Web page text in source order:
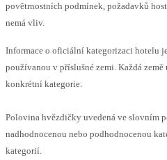
povětrnostních podmínek, požadavků
nemá vliv.
Informace o oficiální kategorizaci hotelu
používanou v příslušné zemi. Každá
konkrétní kategorie.
Polovina hvězdičky uvedená ve slovním
nadhodnocenou nebo podhodnocenou
kategorií.